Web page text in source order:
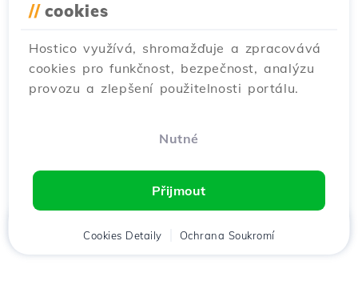
// cookies
Hostico využívá, shromažďuje a zpracovává
cookies pro funkčnost, bezpečnost, analýzu
provozu a zlepšení použitelnosti portálu.
Nutné
Přijmout
Cookies Detaily Ochrana Soukromí
Klient Košík Chat